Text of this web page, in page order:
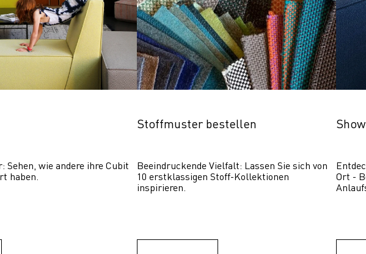
Sehen, wie andere ihre Cubit
haben.
Stoffmuster bestellen
Beeindruckende Vielfalt: Lassen Sie sich von
10 erstklassigen Stoff-Kollektionen
inspirieren.
Ort -